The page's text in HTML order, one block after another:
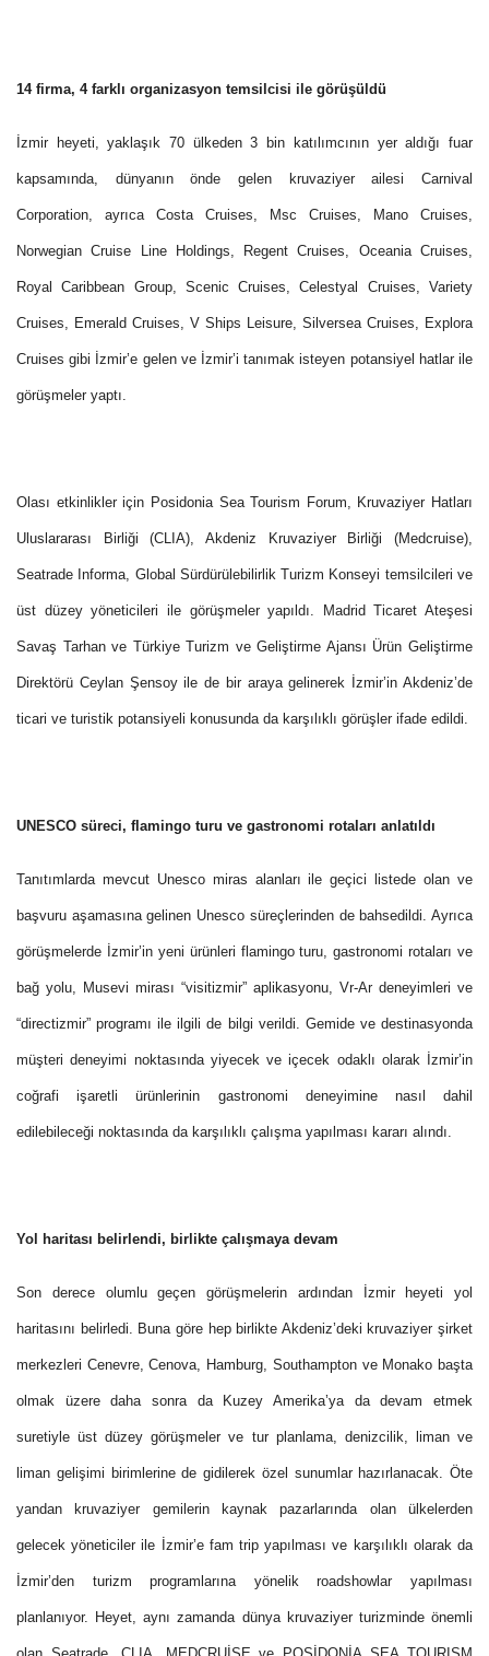
14 firma, 4 farklı organizasyon temsilcisi ile görüşüldü
İzmir heyeti, yaklaşık 70 ülkeden 3 bin katılımcının yer aldığı fuar
kapsamında, dünyanın önde gelen kruvaziyer ailesi Carnival
Corporation, ayrıca Costa Cruises, Msc Cruises, Mano Cruises,
Norwegian Cruise Line Holdings, Regent Cruises, Oceania Cruises,
Royal Caribbean Group, Scenic Cruises, Celestyal Cruises, Variety
Cruises, Emerald Cruises, V Ships Leisure, Silversea Cruises, Explora
Cruises gibi İzmir’e gelen ve İzmir’i tanımak isteyen potansiyel hatlar ile
görüşmeler yaptı.
Olası etkinlikler için Posidonia Sea Tourism Forum, Kruvaziyer Hatları
Uluslararası Birliği (CLIA), Akdeniz Kruvaziyer Birliği (Medcruise),
Seatrade Informa, Global Sürdürülebilirlik Turizm Konseyi temsilcileri ve
üst düzey yöneticileri ile görüşmeler yapıldı. Madrid Ticaret Ateşesi
Savaş Tarhan ve Türkiye Turizm ve Geliştirme Ajansı Ürün Geliştirme
Direktörü Ceylan Şensoy ile de bir araya gelinerek İzmir’in Akdeniz’de
ticari ve turistik potansiyeli konusunda da karşılıklı görüşler ifade edildi.
UNESCO süreci, flamingo turu ve gastronomi rotaları anlatıldı
Tanıtımlarda mevcut Unesco miras alanları ile geçici listede olan ve
başvuru aşamasına gelinen Unesco süreçlerinden de bahsedildi. Ayrıca
görüşmelerde İzmir’in yeni ürünleri flamingo turu, gastronomi rotaları ve
bağ yolu, Musevi mirası “visitizmir” aplikasyonu, Vr-Ar deneyimleri ve
“directizmir” programı ile ilgili de bilgi verildi. Gemide ve destinasyonda
müşteri deneyimi noktasında yiyecek ve içecek odaklı olarak İzmir’in
coğrafi işaretli ürünlerinin gastronomi deneyimine nasıl dahil
edilebileceği noktasında da karşılıklı çalışma yapılması kararı alındı.
Yol haritası belirlendi, birlikte çalışmaya devam
Son derece olumlu geçen görüşmelerin ardından İzmir heyeti yol
haritasını belirledi. Buna göre hep birlikte Akdeniz’deki kruvaziyer şirket
merkezleri Cenevre, Cenova, Hamburg, Southampton ve Monako başta
olmak üzere daha sonra da Kuzey Amerika’ya da devam etmek
suretiyle üst düzey görüşmeler ve tur planlama, denizcilik, liman ve
liman gelişimi birimlerine de gidilerek özel sunumlar hazırlanacak. Öte
yandan kruvaziyer gemilerin kaynak pazarlarında olan ülkelerden
gelecek yöneticiler ile İzmir’e fam trip yapılması ve karşılıklı olarak da
İzmir’den turizm programlarına yönelik roadshowlar yapılması
planlanıyor. Heyet, aynı zamanda dünya kruvaziyer turizminde önemli